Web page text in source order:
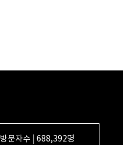
방문자수 | 688,392명